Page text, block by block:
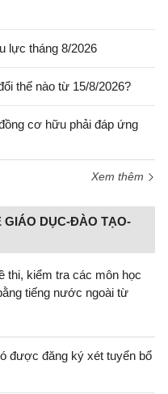
lực tháng 8/2026
thế nào từ 15/8/2026?
cơ hữu phải đáp ứng
Xem thêm
GIÁO DỤC-ĐÀO TẠO-
thi, kiểm tra các môn học
tiếng nước ngoài từ
được đăng ký xét tuyển bổ